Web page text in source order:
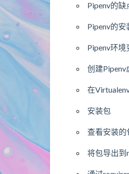
Pipenv的缺
Pipenv的安
Pipenv环境
创建Pipenv
在
安装包
查看安装的
将包导出到